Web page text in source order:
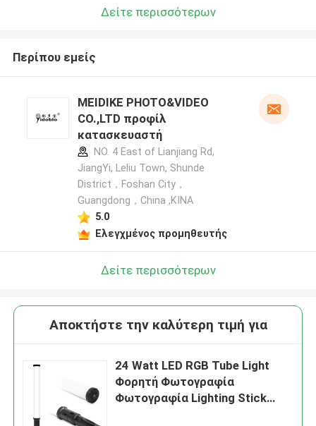
Δείτε περισσότερων
Περίπου εμείς
MEIDIKE PHOTO&VIDEO
CO.,LTD προφίλ
κατασκευαστή
NO. 4 East of Lianjiang Rd,
JiangYi, Leliu Town, Shunde
District，Foshan City，
Guangdong，China ,ΚΙΝΑ
5.0
Ελεγχμένος προμηθευτής
Δείτε περισσότερων
Αποκτήστε την καλύτερη τιμή για
24 Watt LED RGB Tube Light
Φορητή Φωτογραφία
Φωτογραφία Lighting Stick